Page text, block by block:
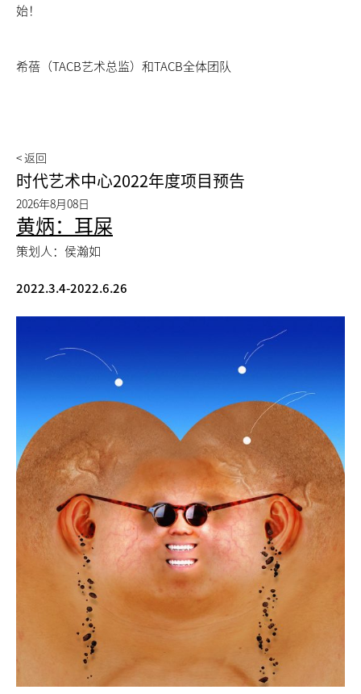
始！
希蓓（TACB艺术总监）和TACB全体团队
< 返回
时代艺术中心2022年度项目预告
2026年8月08日
黄炳：耳屎
策划人：侯瀚如
2022.3.4-2022.6.26